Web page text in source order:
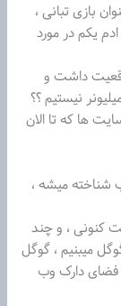
بازی تبانی ،
یکم در مورد
داشت و
نیستیم ؟؟
ها که تا الان
شناخته میشه ،
کنونی ، و چند
میبنیم ، گوگل
فضای دارک وب